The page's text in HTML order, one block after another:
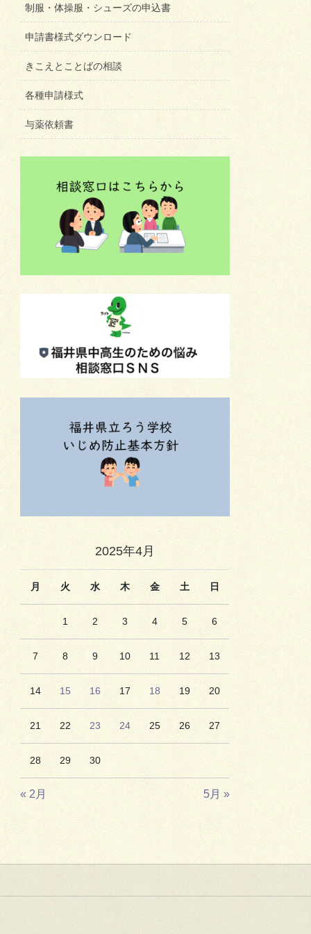
制服・体操服・シューズの申込書
申請書様式ダウンロード
きこえとことばの相談
各種申請様式
与薬依頼書
2025年4月
月 火 水 木 金 土 日
1 2 3 4 5 6
7 8 9 10 11 12 13
14 15 16 17 18 19 20
21 22 23 24 25 26 27
28 29 30
« 2月 5月 »